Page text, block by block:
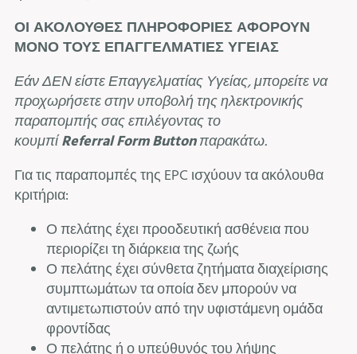
ΟΙ ΑΚΟΛΟΥΘΕΣ ΠΛΗΡΟΦΟΡΙΕΣ ΑΦΟΡΟΥΝ
ΜΟΝΟ ΤΟΥΣ ΕΠΑΓΓΕΛΜΑΤΙΕΣ ΥΓΕΙΑΣ
Εάν ΔΕΝ είστε Επαγγελματίας Υγείας, μπορείτε να
προχωρήσετε στην υποβολή της ηλεκτρονικής
παραπομπής σας επιλέγοντας το
κουμπίReferralFormButtonπαρακάτω.
Για τις παραπομπές της EPC ισχύουν τα ακόλουθα
κριτήρια:
Ο πελάτης έχει προοδευτική ασθένεια που
περιορίζει τη διάρκεια της ζωής
Ο πελάτης έχει σύνθετα ζητήματα διαχείρισης
συμπτωμάτων τα οποία δεν μπορούν να
αντιμετωπιστούν από την υφιστάμενη ομάδα
φροντίδας